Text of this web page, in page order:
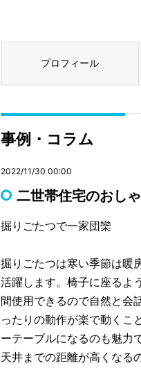
プロフィール
事例・コラム
2022/11/30 00:00
二世帯住宅のおし
掘りごたつで一家団欒
掘りごたつは寒い季節は暖
活躍します。椅子に座るよ
間使用できるので自然と会
ったりの動作が楽で動くこ
ーテーブルになるのも魅力
天井までの距離が高くなる